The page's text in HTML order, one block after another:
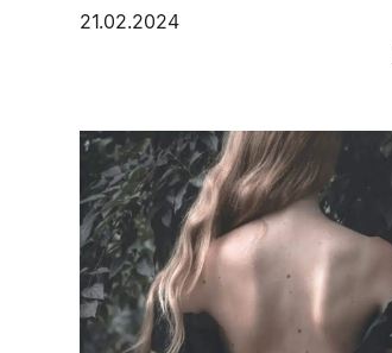
21.02.2024